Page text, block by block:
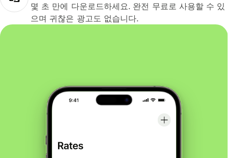
몇 초 만에 다운로드하세요. 완전 무료로 사용할 수 있
으며 귀찮은 광고도 없습니다.